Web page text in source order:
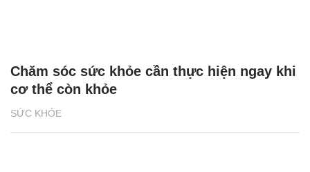
SỨC KHỎE
Chăm sóc sức khỏe cần thực hiện ngay khi
cơ thể còn khỏe